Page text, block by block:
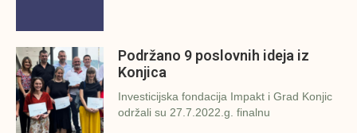
Podržano 9 poslovnih ideja iz
Konjica
Investicijska fondacija Impakt i Grad Konjic
održali su 27.7.2022.g. finalnu